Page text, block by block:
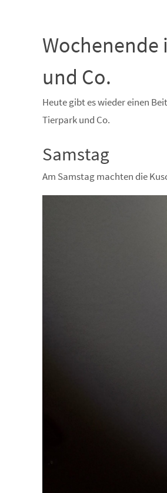
Wochenende
und Co.
Heute gibt es wieder einen
Tierpark und Co.
Samstag
Am Samstag machten die